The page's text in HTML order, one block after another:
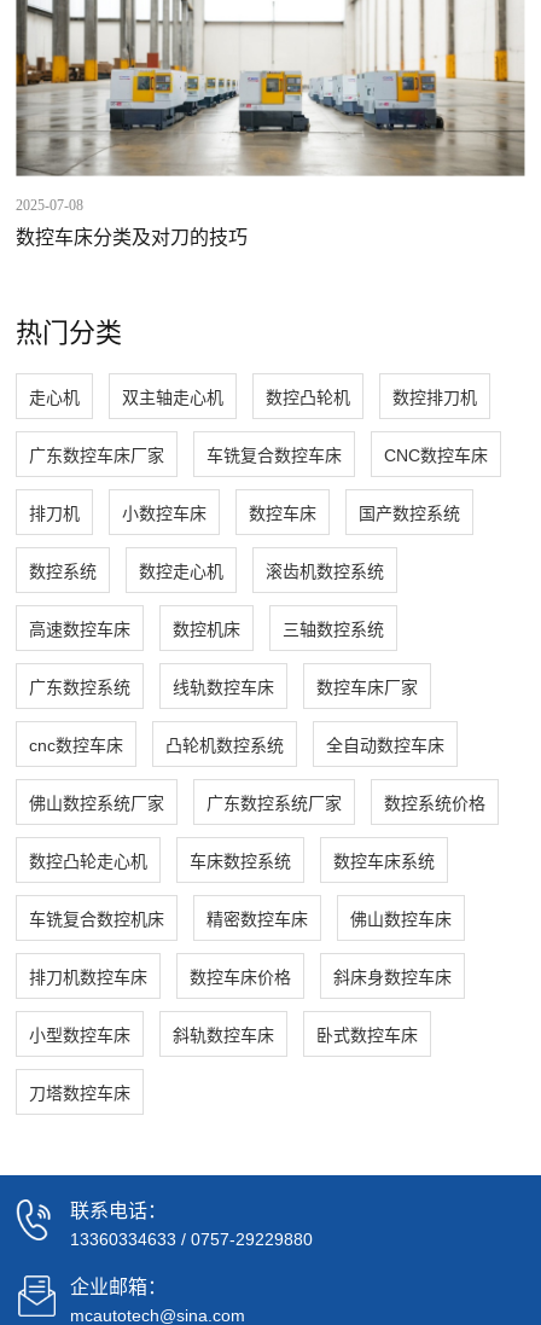
2025-07-08
数控车床分类及对刀的技巧
热门分类
走心机 双主轴走心机 数控凸轮机 数控排刀机
广东数控车床厂家 车铣复合数控车床 CNC数控车床
排刀机 小数控车床 数控车床 国产数控系统
数控系统 数控走心机 滚齿机数控系统
高速数控车床 数控机床 三轴数控系统
广东数控系统 线轨数控车床 数控车床厂家
cnc数控车床 凸轮机数控系统 全自动数控车床
佛山数控系统厂家 广东数控系统厂家 数控系统价格
数控凸轮走心机 车床数控系统 数控车床系统
车铣复合数控机床 精密数控车床 佛山数控车床
排刀机数控车床 数控车床价格 斜床身数控车床
小型数控车床 斜轨数控车床 卧式数控车床
刀塔数控车床
联系电话：
13360334633/ 0757-29229880
企业邮箱：
mcautotech@sina.com